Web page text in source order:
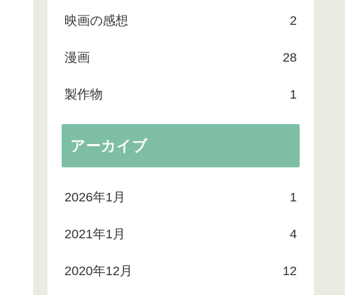
映画の感想 2
漫画 28
製作物 1
アーカイブ
2026年1月 1
2021年1月 4
2020年12月 12